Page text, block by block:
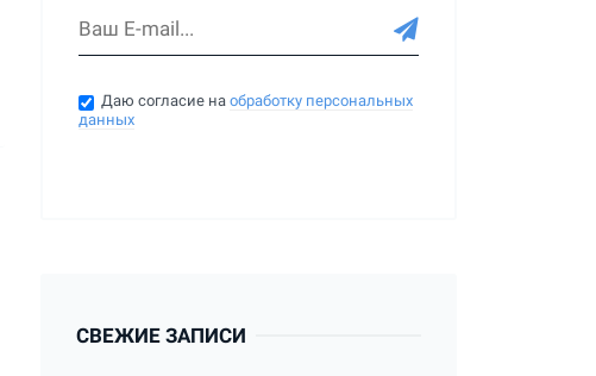
Даю согласие наобработку персональных
данных
СВЕЖИЕ ЗАПИСИ